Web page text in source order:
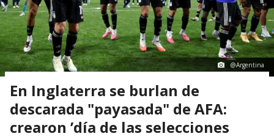
@Argentina
En Inglaterra se burlan de
descarada "payasada" de AFA:
crearon ’día de las selecciones